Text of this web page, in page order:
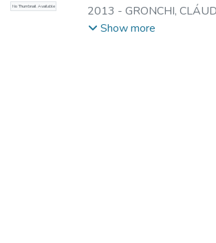
No Thumbnail Available 2013 - GRONCHI,
LINDA V.E.
Show more